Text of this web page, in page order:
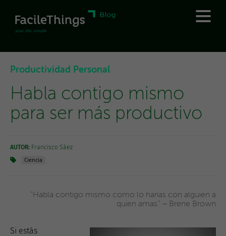
Productividad Personal
Habla contigo mismo
para ser más productivo
AUTOR: Francisco Sáez
Ciencia
"Habla contigo mismo como lo harías con alguien a
quien amas." ~ Brene Brown
Si estás